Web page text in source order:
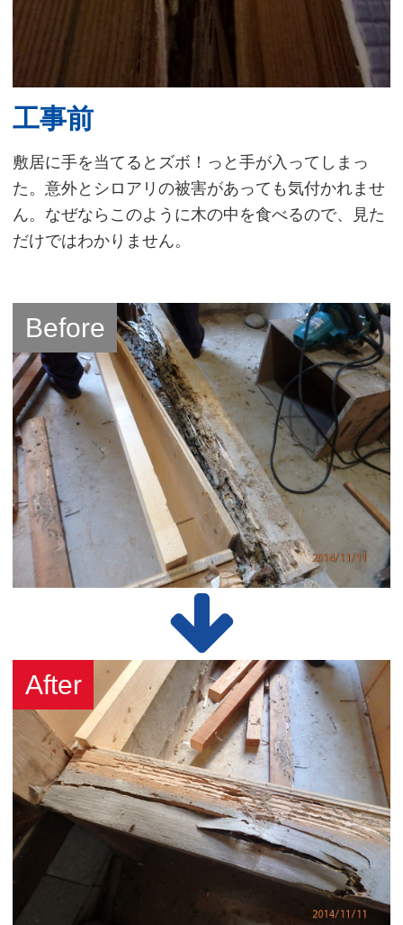
工事前
敷居に手を当てるとズボ！っと手が入ってしまっ
た。意外とシロアリの被害があっても気付かれませ
ん。なぜならこのように木の中を食べるので、見た
だけではわかりません。